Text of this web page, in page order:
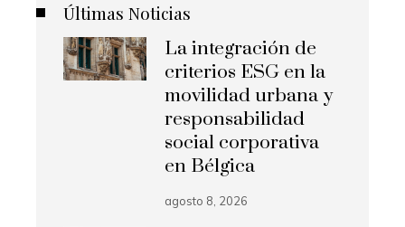
Últimas Noticias
La integración de
criterios ESG en la
movilidad urbana y
responsabilidad
social corporativa
en Bélgica
agosto 8, 2026